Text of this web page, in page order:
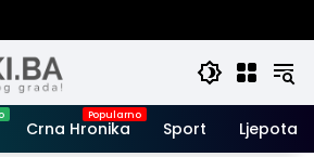
Crna Hronika Sport Ljepota i